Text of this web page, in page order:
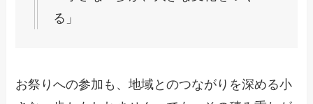
る」
お祭りへの参加も、地域とのつながりを深める小